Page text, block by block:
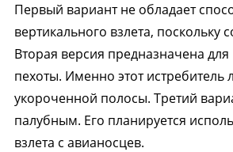
Первый вариант не обладает
вертикального взлета, поскольку
Вторая версия предназначена
пехоты. Именно этот истребитель
укороченной полосы. Третий
палубным. Его планируется
взлета с авианосцев.